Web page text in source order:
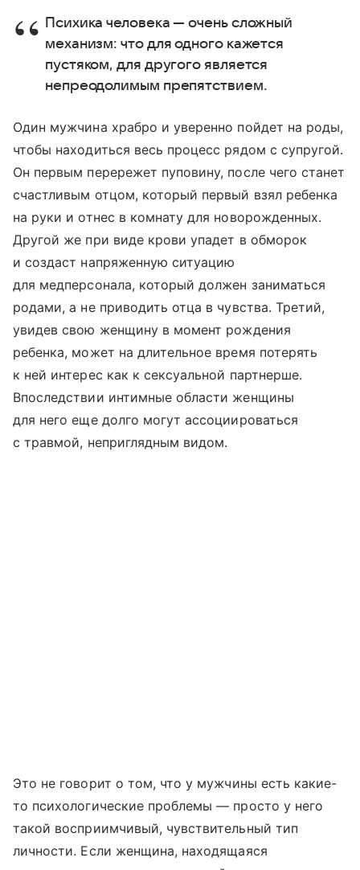
Психика человека — очень сложный
механизм: что для одного кажется
пустяком, для другого является
непреодолимым препятствием.
Один мужчина храбро и уверенно пойдет на роды,
чтобы находиться весь процесс рядом с супругой.
Он первым перережет пуповину, после чего станет
счастливым отцом, который первый взял ребенка
на руки и отнес в комнату для новорожденных.
Другой же при виде крови упадет в обморок
и создаст напряженную ситуацию
для медперсонала, который должен заниматься
родами, а не приводить отца в чувства. Третий,
увидев свою женщину в момент рождения
ребенка, может на длительное время потерять
к ней интерес как к сексуальной партнерше.
Впоследствии интимные области женщины
для него еще долго могут ассоциироваться
с травмой, неприглядным видом.
Это не говорит о том, что у мужчины есть какие-
то психологические проблемы — просто у него
такой восприимчивый, чувствительный тип
личности. Если женщина, находящаяся